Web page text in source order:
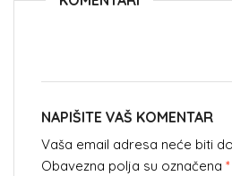
NAPIŠITE VAŠ KOMENTAR
Vaša email adresa neće biti
Obavezna polja su označena *